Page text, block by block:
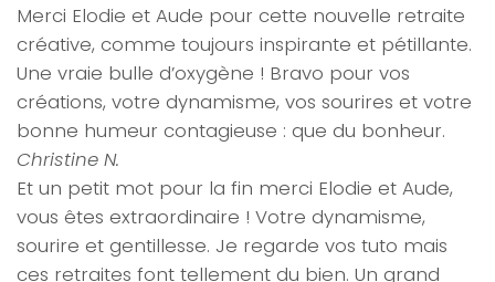
Merci Elodie et Aude pour cette nouvelle retraite
créative, comme toujours inspirante et pétillante.
Une vraie bulle d’oxygène ! Bravo pour vos
créations, votre dynamisme, vos sourires et votre
bonne humeur contagieuse : que du bonheur.
Christine N.
Et un petit mot pour la fin merci Elodie et Aude,
vous êtes extraordinaire ! Votre dynamisme,
sourire et gentillesse. Je regarde vos tuto mais
ces retraites font tellement du bien. Un grand